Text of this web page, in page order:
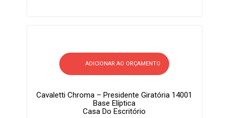
ADICIONAR AO ORÇAMENTO
Cavaletti Chroma – Presidente Giratória 14001
Base Elíptica
Casa Do Escritório